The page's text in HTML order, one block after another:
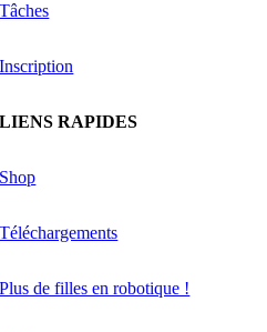
Tâches
Inscription
LIENS RAPIDES
Shop
Téléchargements
Plus de filles en robotique !